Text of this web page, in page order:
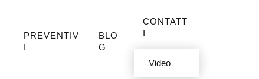
PREVENTIV
I
BLO
G
CONTATT
I
Video